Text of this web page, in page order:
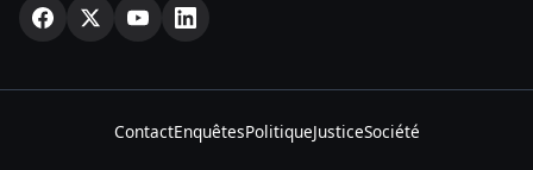
ContactEnquêtesPolitiqueJusticeSociété